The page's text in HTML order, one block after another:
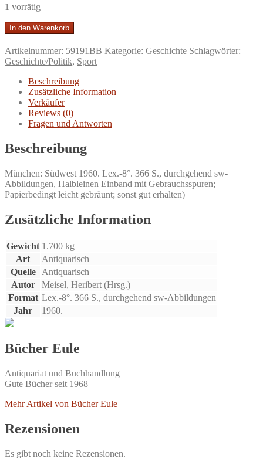
1 vorrätig
Olympia
1960.
Die
Jugend
der
Welt
Rom
Squaw
ein
vollständiger
mit
Beiträgen
namhafter
und
Bildberichterstatter
aller
Welt.
Menge
In den Warenkorb
Artikelnummer: 59191BB Kategorie: Geschichte Schlagwörter:
Geschichte/Politik, Sport
Beschreibung
Zusätzliche Information
Verkäufer
Reviews (0)
Fragen und Antworten
Beschreibung
München: Südwest 1960. Lex.-8°. 366 S., durchgehend sw-
Abbildungen, Halbleinen Einband mit Gebrauchsspuren;
Papierbedingt leicht gebräunt; sonst gut erhalten)
Zusätzliche Information
Gewicht 1.700 kg
Art
Antiquarisch
Quelle
Antiquarisch
Autor
Meisel, Heribert (Hrsg.)
Format Lex.-8°. 366 S., durchgehend sw-Abbildungen
Jahr
1960.
Bücher Eule
Antiquariat und Buchhandlung
Gute Bücher seit 1968
Mehr Artikel von Bücher Eule
Rezensionen
Es gibt noch keine Rezensionen.